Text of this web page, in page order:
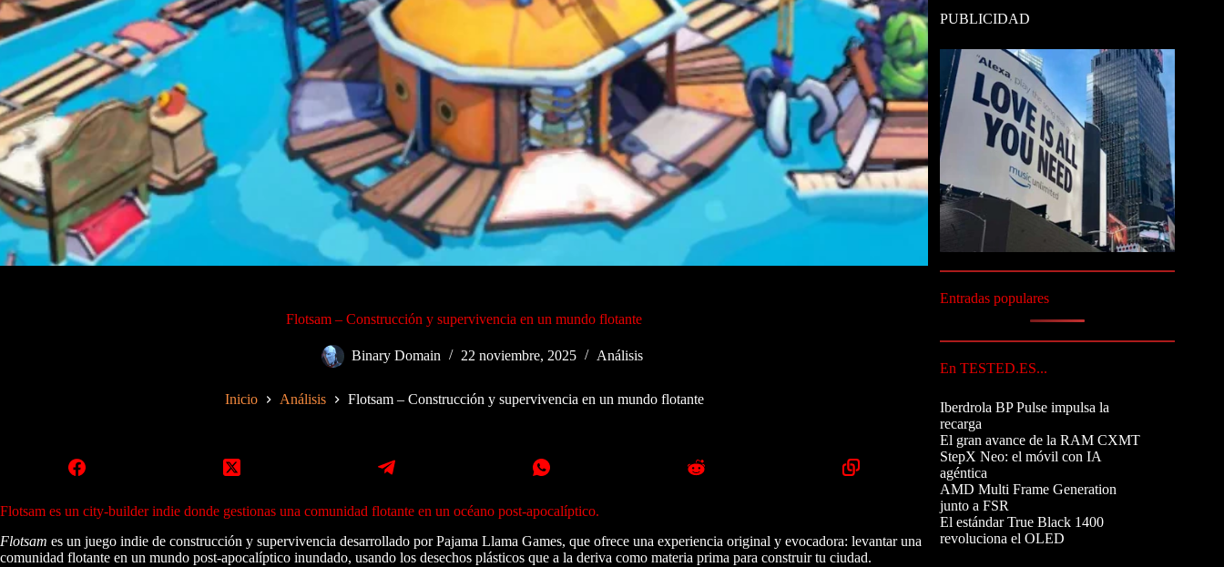
Flotsam – Construcción y supervivencia en un mundo flotante
Binary Domain 22 noviembre, 2025 Análisis
Inicio Análisis Flotsam – Construcción y supervivencia en un mundo flotante
Flotsam es un city-builder indie donde gestionas una comunidad flotante en un océano post-apocalíptico.
Flotsam es un juego indie de construcción y supervivencia desarrollado por Pajama Llama Games, que ofrece una experiencia original y evocadora: levantar una
comunidad flotante en un mundo post-apocalíptico inundado, usando los desechos plásticos que a la deriva como materia prima para construir tu ciudad.
PUBLICIDAD
Entradas populares
En TESTED.ES...
Iberdrola BP Pulse impulsa la
recarga
El gran avance de la RAM CXMT
StepX Neo: el móvil con IA
agéntica
AMD Multi Frame Generation
junto a FSR
El estándar True Black 1400
revoluciona el OLED